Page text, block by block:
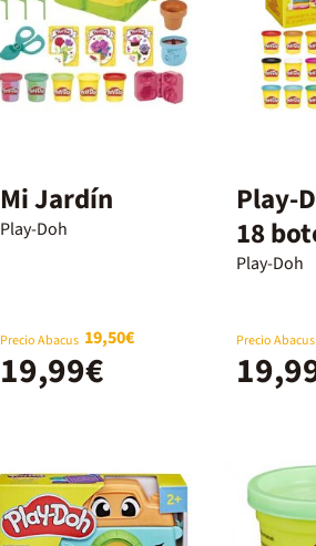
Mi Jardín
Play-Doh
Precio Abacus 19,50€
19,99€
Play-
18
Play-Doh
Precio Abacus